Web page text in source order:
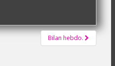
Bilan hebdo.